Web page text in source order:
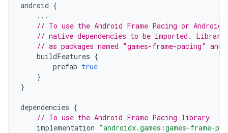
android {
...
// To use the Android Frame Pacing or
// native dependencies to be imported.
// as packages named "games-frame-pacing"
buildFeatures {
prefab true
}
}
dependencies {
// To use the Android Frame Pacing library
implementation "androidx.games:games-frame-